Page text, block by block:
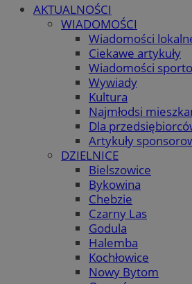
AKTUALNOŚCI
WIADOMOŚCI
Wiadomości
Ciekawe artykuły
Wiadomości
Wywiady
Kultura
Najmłodsi
Dla
Artykuły
DZIELNICE
Bielszowice
Bykowina
Chebzie
Czarny Las
Godula
Halemba
Kochłowice
Nowy Bytom